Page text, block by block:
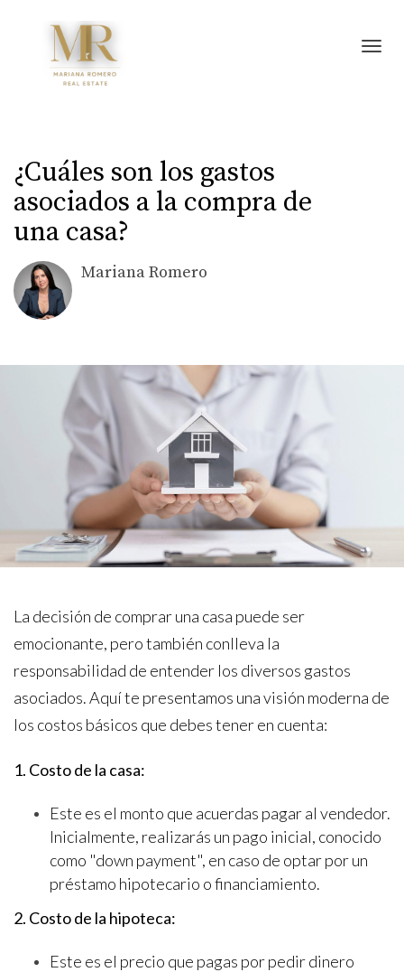
¿Cuáles son los gastos
asociados a la compra de
una casa?
Mariana Romero
La decisión de comprar una casa puede ser
emocionante, pero también conlleva la
responsabilidad de entender los diversos gastos
asociados. Aquí te presentamos una visión moderna de
los costos básicos que debes tener en cuenta:
1. Costo de la casa:
Este es el monto que acuerdas pagar al vendedor.
Inicialmente, realizarás un pago inicial, conocido
como "down payment", en caso de optar por un
préstamo hipotecario o financiamiento.
2. Costo de la hipoteca:
Este es el precio que pagas por pedir dinero